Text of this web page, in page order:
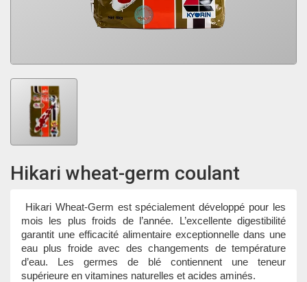
Hikari wheat-germ coulant
Hikari Wheat-Germ est spécialement développé pour les
mois les plus froids de l’année. L’excellente digestibilité
garantit une efficacité alimentaire exceptionnelle dans une
eau plus froide avec des changements de température
d’eau. Les germes de blé contiennent une teneur
supérieure en vitamines naturelles et acides aminés.